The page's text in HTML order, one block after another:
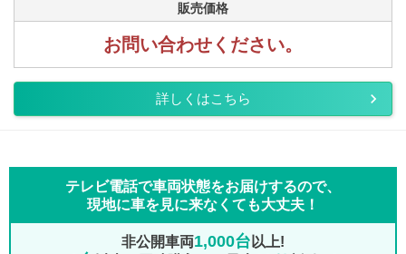
販売価格
お問い合わせください。
詳しくはこちら
テレビ電話で車両状態をお届けするので、
現地に車を見に来なくても大丈夫！
非公開車両1,000台 以上!